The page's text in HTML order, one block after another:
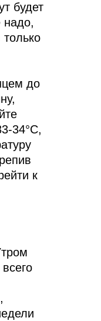
будет
надо,
только
до
34°C,
к